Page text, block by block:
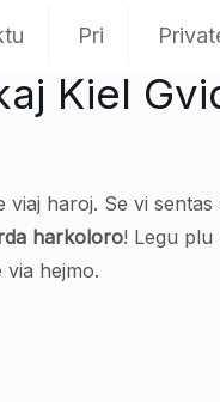
Pri
Kiel
haroj. Se vi sentas
harkoloro! Legu plu
hejmo.